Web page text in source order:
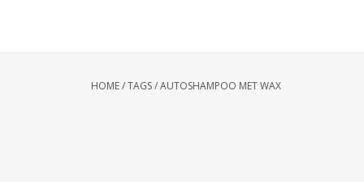
HOME/TAGS/AUTOSHAMPOO MET WAX